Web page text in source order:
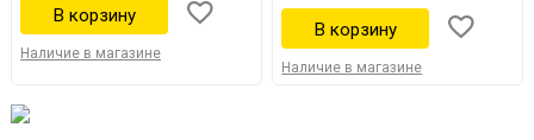
Наличие в магазине
Наличие в магазине